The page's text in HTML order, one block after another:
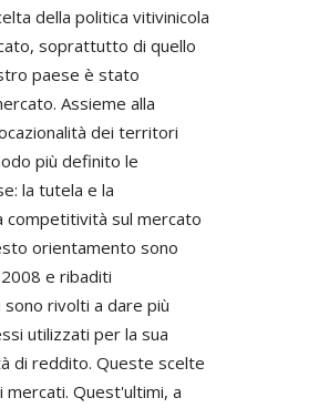
della politica vitivinicola
soprattutto di quello
paese è stato
Assieme alla
dei territori
più definito le
la tutela e la
competitività sul mercato
orientamento sono
e ribaditi
rivolti a dare più
utilizzati per la sua
di reddito. Queste scelte
Quest'ultimi, a